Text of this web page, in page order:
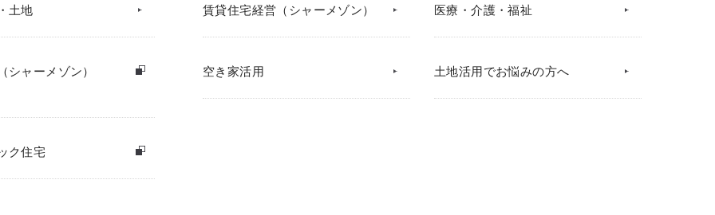
土地
シャーメゾン）
ク住宅
賃貸住宅経営（シャーメゾン） 医療・介護・福祉
空き家活用 土地活用でお悩みの方へ